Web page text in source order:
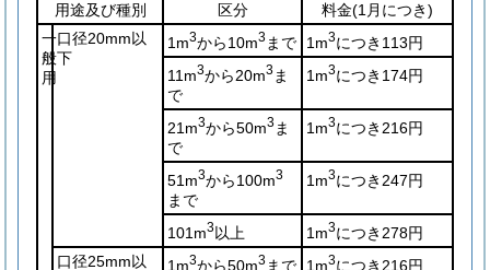
用途及び種別
区分 料金(1月につき)
一
般
用
口径20mm以
下
1m3から10m3 まで 1m3につき113円
11m3から20m3 ま
で
1m3につき174円
21m3から50m3 ま
で
1m3につき216円
51m3から100m3
まで
1m3につき247円
101m3以上 1m3につき278円
口径25mm以
1m3から50m3 まで 1m3につき216円